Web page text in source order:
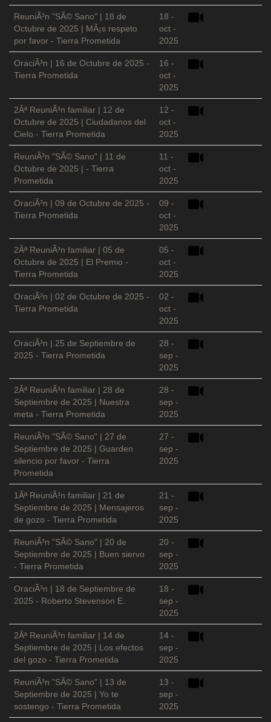
ReuniÃ³n "SÃ© Sano" | 18 de
Octubre de 2025 | MÃ¡s respeto
por favor - Tierra Prometida
18 -
oct -
2025
OraciÃ³n | 16 de Octubre de 2025 -
Tierra Prometida
16 -
oct -
2025
2Âª ReuniÃ³n familiar | 12 de
Octubre de 2025 | Ciudadanos del
Cielo - Tierra Prometida
12 -
oct -
2025
ReuniÃ³n "SÃ© Sano" | 11 de
Octubre de 2025 | - Tierra
Prometida
11 -
oct -
2025
OraciÃ³n | 09 de Octubre de 2025 -
Tierra Prometida
09 -
oct -
2025
2Âª ReuniÃ³n familiar | 05 de
Octubre de 2025 | El Premio -
Tierra Prometida
05 -
oct -
2025
OraciÃ³n | 02 de Octubre de 2025 -
Tierra Prometida
02 -
oct -
2025
OraciÃ³n | 25 de Septiembre de
2025 - Tierra Prometida
28 -
sep -
2025
2Âª ReuniÃ³n familiar | 28 de
Septiembre de 2025 | Nuestra
meta - Tierra Prometida
28 -
sep -
2025
ReuniÃ³n "SÃ© Sano" | 27 de
Septiembre de 2025 | Guarden
silencio por favor - Tierra
Prometida
27 -
sep -
2025
1Âª ReuniÃ³n familiar | 21 de
Septiembre de 2025 | Mensajeros
de gozo - Tierra Prometida
21 -
sep -
2025
ReuniÃ³n "SÃ© Sano" | 20 de
Septiembre de 2025 | Buen siervo
- Tierra Prometida
20 -
sep -
2025
OraciÃ³n | 18 de Septiembre de
2025 - Roberto Stevenson E.
18 -
sep -
2025
2Âª ReuniÃ³n familiar | 14 de
Septiembre de 2025 | Los efectos
del gozo - Tierra Prometida
14 -
sep -
2025
ReuniÃ³n "SÃ© Sano" | 13 de
Septiembre de 2025 | Yo te
sostengo - Tierra Prometida
13 -
sep -
2025